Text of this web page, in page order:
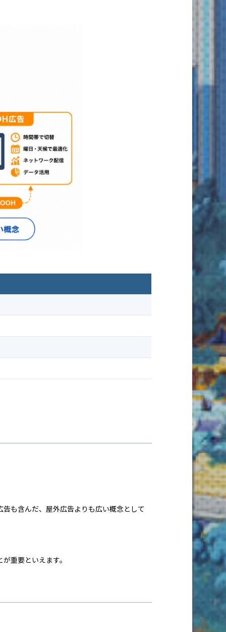
も含んだ、屋外広告よりも広い概念として
重要といえます。